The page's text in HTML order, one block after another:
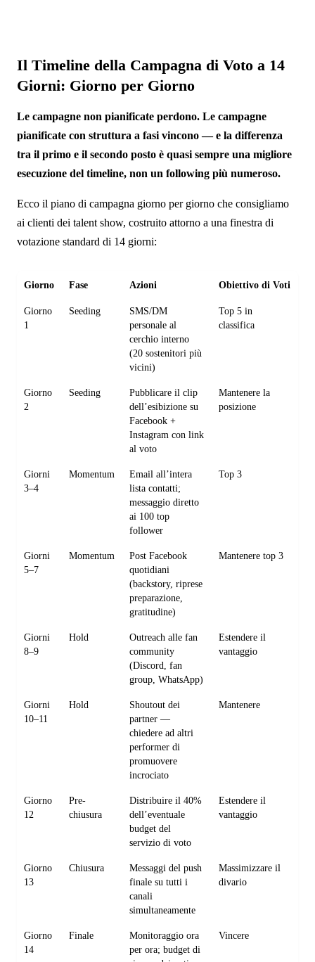
Il Timeline della Campagna di Voto a 14
Giorni: Giorno per Giorno
Le campagne non pianificate perdono. Le campagne
pianificate con struttura a fasi vincono — e la differenza
tra il primo e il secondo posto è quasi sempre una migliore
esecuzione del timeline, non un following più numeroso.
Ecco il piano di campagna giorno per giorno che consigliamo
ai clienti dei talent show, costruito attorno a una finestra di
votazione standard di 14 giorni:
Giorno Fase Azioni Obiettivo di Voti
Giorno
1
Seeding
SMS/DM
personale al
cerchio interno
(20 sostenitori più
vicini)
Top 5 in
classifica
Giorno
2
Seeding
Pubblicare il clip
dell’esibizione su
Facebook +
Instagram con link
al voto
Mantenere la
posizione
Giorni
3–4
Momentum
Email all’intera
lista contatti;
messaggio diretto
ai 100 top
follower
Top 3
Giorni
5–7
Momentum
Post Facebook
quotidiani
(backstory, riprese
preparazione,
gratitudine)
Mantenere top 3
Giorni
8–9
Hold
Outreach alle fan
community
(Discord, fan
group, WhatsApp)
Estendere il
vantaggio
Giorni
10–11
Hold
Shoutout dei
partner —
chiedere ad altri
performer di
promuovere
incrociato
Mantenere
Giorno
12
Pre-
chiusura
Distribuire il 40%
dell’eventuale
budget del
servizio di voto
Estendere il
vantaggio
Giorno
13
Chiusura
Messaggi del push
finale su tutti i
canali
simultaneamente
Massimizzare il
divario
Giorno
14
Finale
Monitoraggio ora
per ora; budget di
Vincere